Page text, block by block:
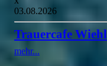
03.08.2026
Trauercafe Wiehl
mehr...